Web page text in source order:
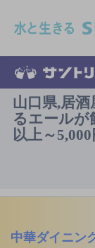
山口県,居
るエールが
以上～
中華ダイニン